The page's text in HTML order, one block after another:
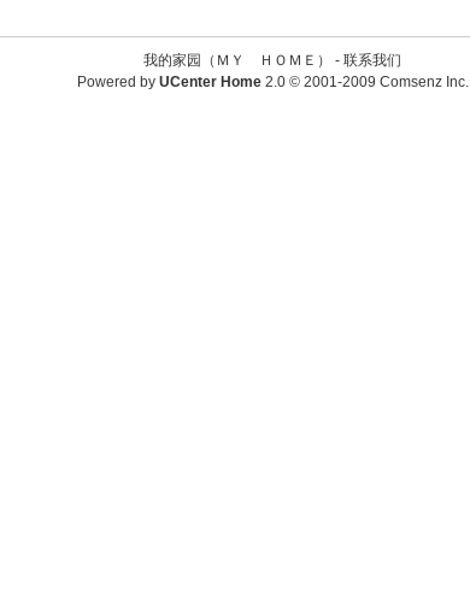
我的家园（ＭＹ ＨＯＭＥ） - 联系我们
Powered by UCenter Home 2.0© 2001-2009 Comsenz Inc.